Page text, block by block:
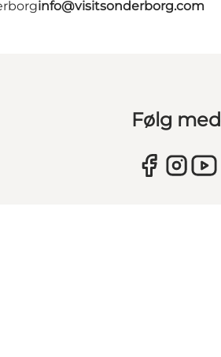
info@visitsonderborg.com
Følg med